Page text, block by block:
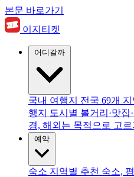
본문 바로가기
이지티켓
국내 여행지 전국 69개 지
행지
도시별 볼거리·맛집
경, 해외는 목적으로 고르
숙소 지역별 추천 숙소,